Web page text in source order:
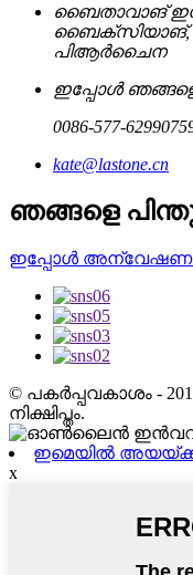
ബൈതാവാങ്
ബൈക്‌സിയാങ്,
പിആർചൈന
ഇപ്പോൾ ഞങ്ങളെ
0086-577-
kate@lastone.cn
ഞങ്ങളെ
ഇപ്പോൾ
© പകർപ്പവകാശം -
നിക്ഷിപ്തം.
ഇമെയിൽ
x